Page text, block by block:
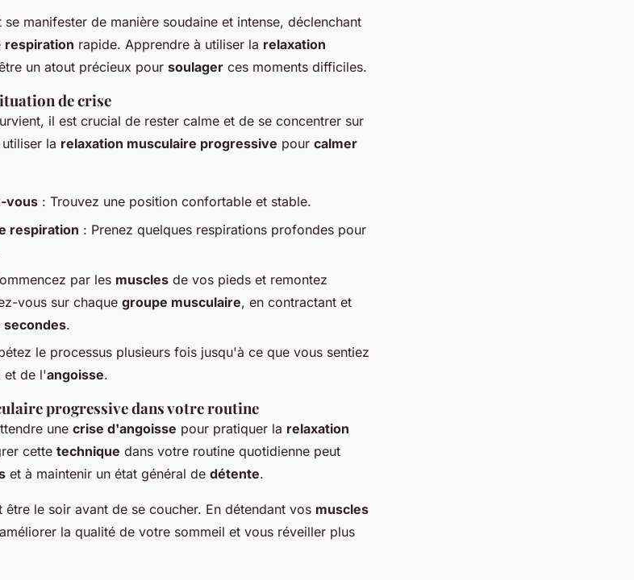
se manifester de manière soudaine et intense, déclenchant
respiration rapide. Apprendre à utiliser la relaxation
un atout précieux pour soulager ces moments difficiles.
de crise
il est crucial de rester calme et de se concentrer sur
la relaxation musculaire progressive pour calmer
vous : Trouvez une position confortable et stable.
respiration : Prenez quelques respirations profondes pour
par les muscles de vos pieds et remontez
vous sur chaque groupe musculaire, en contractant et
secondes.
le processus plusieurs fois jusqu'à ce que vous sentiez
et de l'angoisse.
progressive dans votre routine
une crise d'angoisse pour pratiquer la relaxation
cette technique dans votre routine quotidienne peut
et à maintenir un état général de détente.
le soir avant de se coucher. En détendant vos muscles
la qualité de votre sommeil et vous réveiller plus